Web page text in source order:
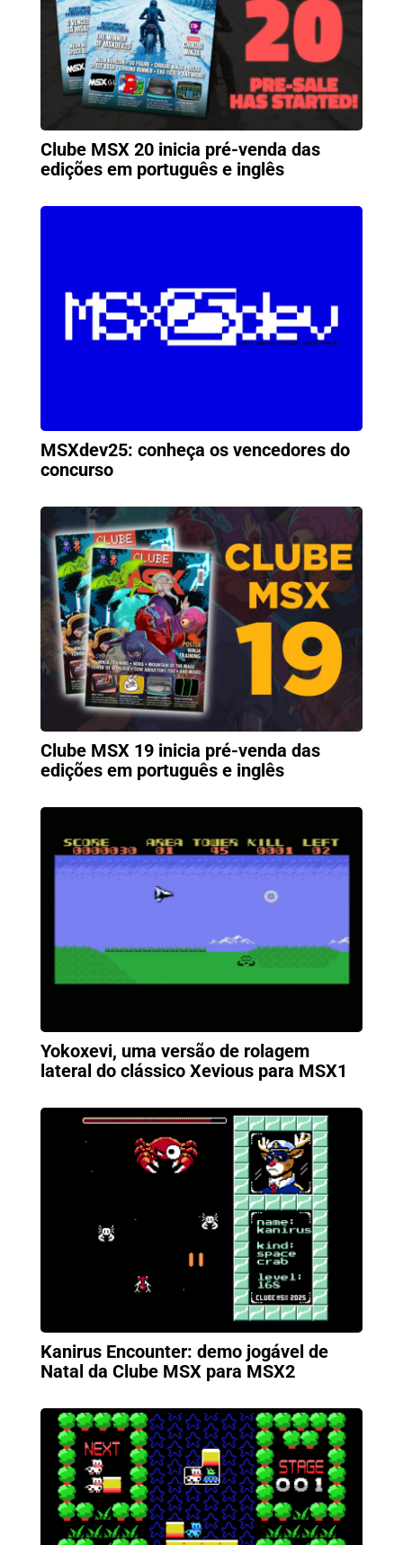
Clube MSX 20 inicia pré-venda das
edições em português e inglês
MSXdev25: conheça os vencedores do
concurso
Clube MSX 19 inicia pré-venda das
edições em português e inglês
Yokoxevi, uma versão de rolagem
lateral do clássico Xevious para MSX1
Kanirus Encounter: demo jogável de
Natal da Clube MSX para MSX2